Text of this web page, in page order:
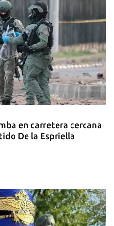
en carretera cercana
De la Espriella